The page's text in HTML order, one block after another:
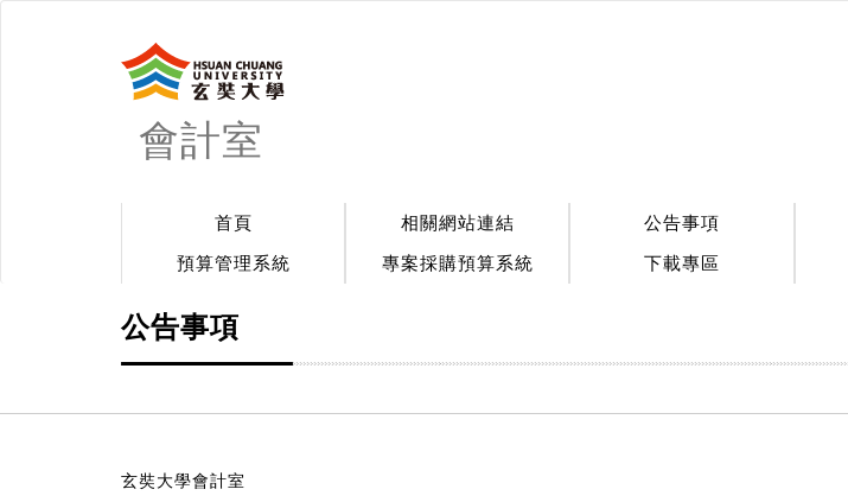
會計室
首頁 相關網站連結 公告事項
預算管理系統
專案採購預算系統 下載專區
公告事項
玄奘大學會計室